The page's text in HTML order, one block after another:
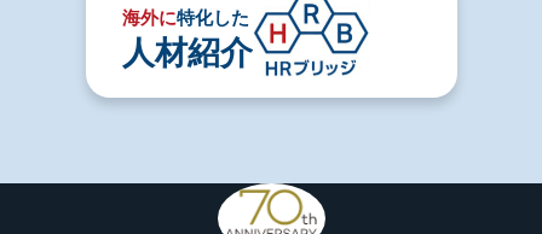
海外に特化した
人材紹介